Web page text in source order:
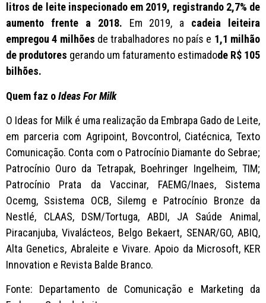
litros de leite inspecionado em 2019, registrando 2,7% de
aumento frente a 2018. Em 2019, a cadeia leiteira
empregou 4 milhões de trabalhadores no país e 1,1 milhão
de produtores gerando um faturamento estimadode R$ 105
bilhões.
Quem faz oIdeas For Milk
O Ideas for Milk é uma realização da Embrapa Gado de Leite,
em parceria com Agripoint, Bovcontrol, Ciatécnica, Texto
Comunicação. Conta com o Patrocínio Diamante do Sebrae;
Patrocínio Ouro da Tetrapak, Boehringer Ingelheim, TIM;
Patrocínio Prata da Vaccinar, FAEMG/Inaes, Sistema
Ocemg, Ssistema OCB, Silemg e Patrocínio Bronze da
Nestlé, CLAAS, DSM/Tortuga, ABDI, JA Saúde Animal,
Piracanjuba, Vivalácteos, Belgo Bekaert, SENAR/GO, ABIQ,
Alta Genetics, Abraleite e Vivare. Apoio da Microsoft, KER
Innovation e Revista Balde Branco.
Fonte: Departamento de Comunicação e Marketing da